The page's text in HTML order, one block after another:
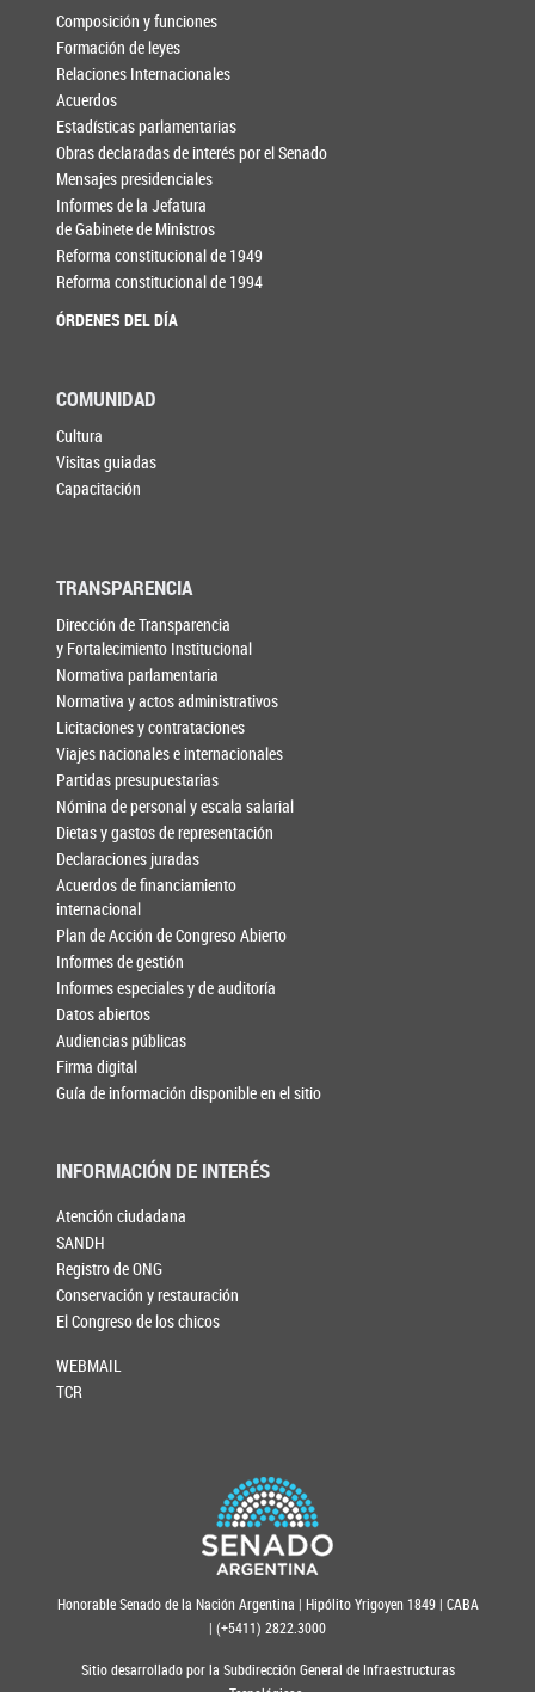
Composición y funciones
Formación de leyes
Relaciones Internacionales
Acuerdos
Estadísticas parlamentarias
Obras declaradas de interés por el Senado
Mensajes presidenciales
Informes de la Jefatura
de Gabinete de Ministros
Reforma constitucional de 1949
Reforma constitucional de 1994
ÓRDENES DEL DÍA
COMUNIDAD
Cultura
Visitas guiadas
Capacitación
TRANSPARENCIA
Dirección de Transparencia
y Fortalecimiento Institucional
Normativa parlamentaria
Normativa y actos administrativos
Licitaciones y contrataciones
Viajes nacionales e internacionales
Partidas presupuestarias
Nómina de personal y escala salarial
Dietas y gastos de representación
Declaraciones juradas
Acuerdos de financiamiento
internacional
Plan de Acción de Congreso Abierto
Informes de gestión
Informes especiales y de auditoría
Datos abiertos
Audiencias públicas
Firma digital
Guía de información disponible en el sitio
INFORMACIÓN DE INTERÉS
Atención ciudadana
SANDH
Registro de ONG
Conservación y restauración
El Congreso de los chicos
WEBMAIL
TCR
Honorable Senado de la Nación Argentina | Hipólito Yrigoyen 1849 | CABA
| (+5411) 2822.3000
Sitio desarrollado por la Subdirección General de Infraestructuras